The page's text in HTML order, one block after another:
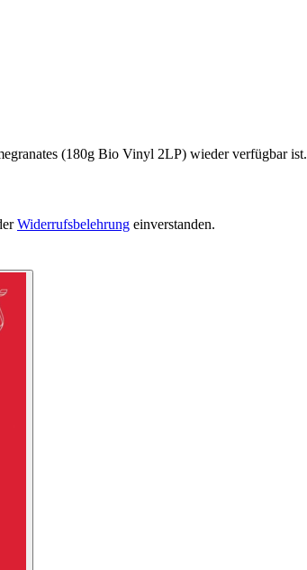
(180g Bio Vinyl 2LP) wieder verfügbar ist.
Widerrufsbelehrung einverstanden.